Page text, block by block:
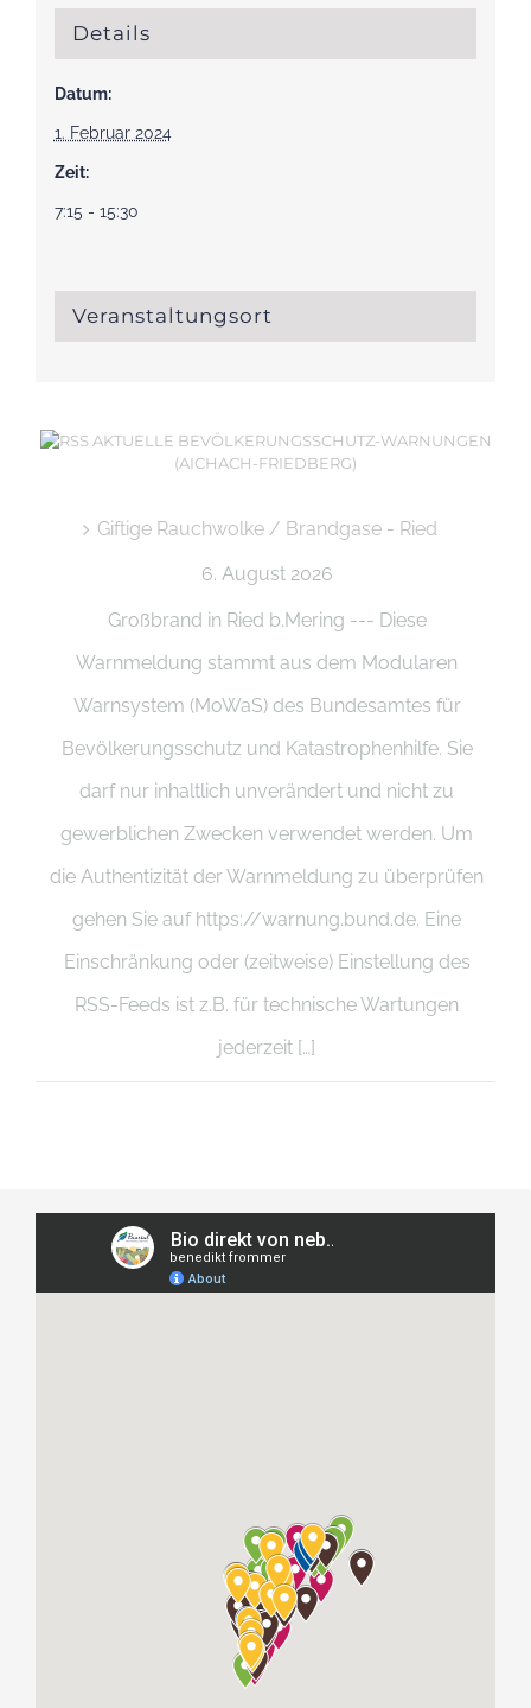
Details
Datum:
1. Februar 2024
Zeit:
7:15 - 15:30
Veranstaltungsort
AKTUELLE BEVÖLKERUNGSSCHUTZ-WARNUNGEN
(AICHACH-FRIEDBERG)
Giftige Rauchwolke / Brandgase - Ried
6. August 2026
Großbrand in Ried b.Mering --- Diese
Warnmeldung stammt aus dem Modularen
Warnsystem (MoWaS) des Bundesamtes für
Bevölkerungsschutz und Katastrophenhilfe. Sie
darf nur inhaltlich unverändert und nicht zu
gewerblichen Zwecken verwendet werden. Um
die Authentizität der Warnmeldung zu überprüfen
gehen Sie auf https://warnung.bund.de. Eine
Einschränkung oder (zeitweise) Einstellung des
RSS-Feeds ist z.B. für technische Wartungen
jederzeit […]